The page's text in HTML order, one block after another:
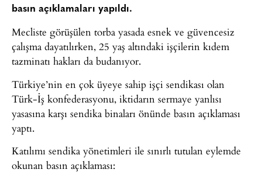
basın açıklamaları yapıldı.
Mecliste görüşülen torba yasada esnek ve güvencesiz
çalışma dayatılırken, 25 yaş altındaki işçilerin kıdem
tazminatı hakları da budanıyor.
Türkiye’nin en çok üyeye sahip işçi sendikası olan
Türk-İş konfederasyonu, iktidarın sermaye yanlısı
yasasına karşı sendika binaları önünde basın açıklaması
yaptı.
Katılımı sendika yönetimleri ile sınırlı tutulan eylemde
okunan basın açıklaması: